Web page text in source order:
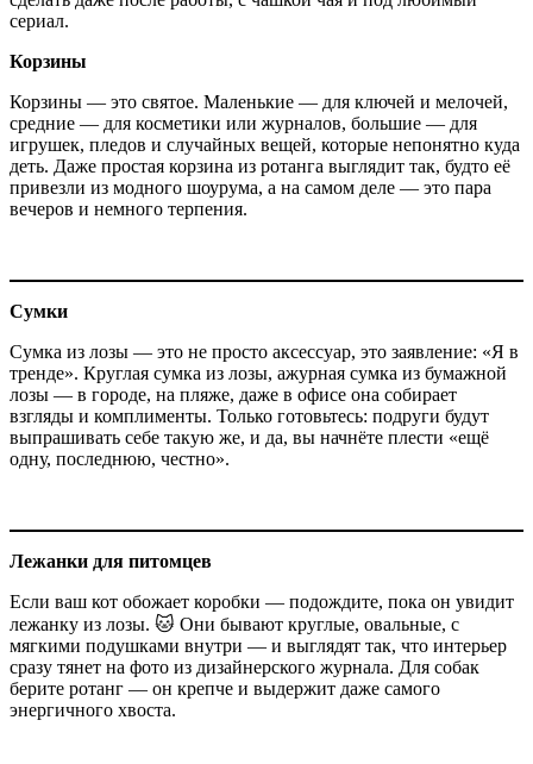
сериал.
Корзины
Корзины — это святое. Маленькие — для ключей и мелочей,
средние — для косметики или журналов, большие — для
игрушек, пледов и случайных вещей, которые непонятно куда
деть. Даже простая корзина из ротанга выглядит так, будто её
привезли из модного шоурума, а на самом деле — это пара
вечеров и немного терпения.
Сумки
Сумка из лозы — это не просто аксессуар, это заявление: «Я в
тренде». Круглая сумка из лозы, ажурная сумка из бумажной
лозы — в городе, на пляже, даже в офисе она собирает
взгляды и комплименты. Только готовьтесь: подруги будут
выпрашивать себе такую же, и да, вы начнёте плести «ещё
одну, последнюю, честно».
Лежанки для питомцев
Если ваш кот обожает коробки — подождите, пока он увидит
лежанку из лозы. 🐱 Они бывают круглые, овальные, с
мягкими подушками внутри — и выглядят так, что интерьер
сразу тянет на фото из дизайнерского журнала. Для собак
берите ротанг — он крепче и выдержит даже самого
энергичного хвоста.